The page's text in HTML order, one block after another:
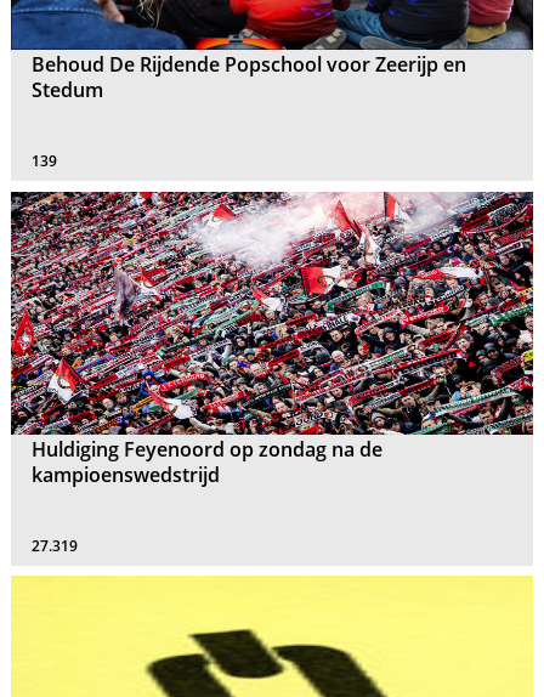
Behoud De Rijdende Popschool voor Zeerijp en
Stedum
139
Huldiging Feyenoord op zondag na de
kampioenswedstrijd
27.319